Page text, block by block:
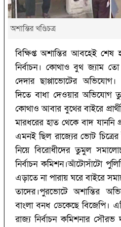
অশান্তির খণ্ডিচত্র
বিক্ষিপ্ত অশান্তির আবহেই
নির্বাচন। কোথাও বুথ জ্যাম
দেদার ছাপ্পাভোটের
দিতে বাধা দেওয়ার অভিযোগ
কোথাও আবার বুথের বাইরে
মারধরের হাত থেকে বাদ যাননি
এমনই ছিল রাজ্যের ভোট
নিয়ে বিরোধীদের তুমুল
নির্বাচন কমিশন।আঁটোসাঁটো
এড়াতে না পারায় ঘরে বাইরে
তাদের।পুরভোটে অশান্তির
বাংলা বনধ ডেকেছে বিজেপি।
রাজ্য নির্বাচন কমিশনার